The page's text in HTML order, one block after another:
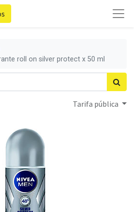
roll on silver protect x 50 ml
Tarifa pública